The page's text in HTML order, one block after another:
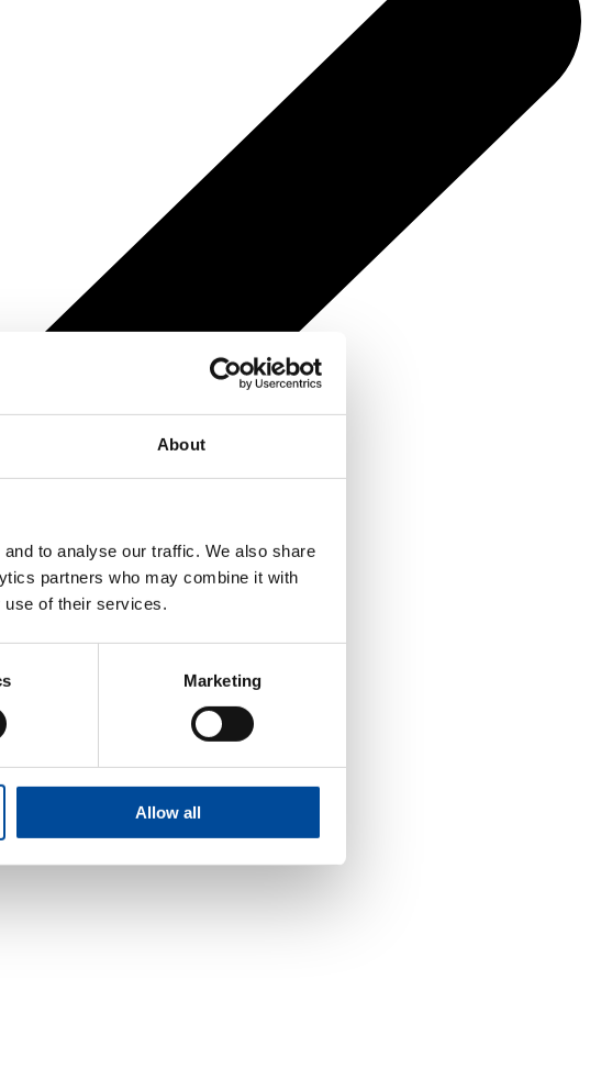
About
to analyse our traffic. We also share
partners who may combine it with
use of their services.
Marketing
Allow all